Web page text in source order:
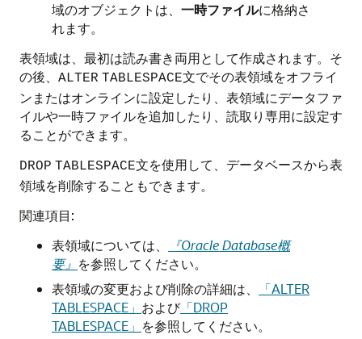
域のオブジェクトは、 一時ファイルに格納さ
れます。
表領域は、最初は読み書き両用として作成されます。そ
の後、 ALTER TABLESPACE文でその表領域をオフライ
ンまたはオンラインに設定したり、表領域にデータファ
イルや一時ファイルを追加したり、読取り専用に設定す
ることができます。
DROP TABLESPACE文を使用して、データベースから表
領域を削除することもできます。
関連項目:
表領域については、
『Oracle Database概
要』 を参照してください。
表領域の変更および削除の詳細は、
「ALTER
TABLESPACE」 および「DROP
TABLESPACE」 を参照してください。